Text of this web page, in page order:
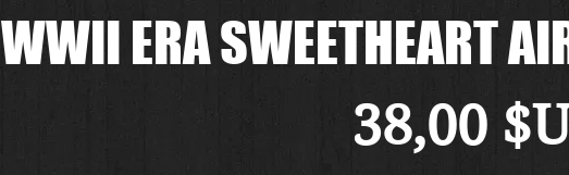
WWII ERA SWEETHEART
38,00